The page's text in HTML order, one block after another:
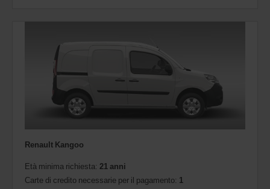
Renault Kangoo
Età minima richiesta: 21 anni
Carte di credito necessarie per il pagamento: 1